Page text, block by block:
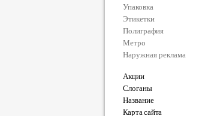
Упаковка
Этикетки
Полиграфия
Метро
Наружная реклама
Акции
Слоганы
Название
Карта сайта